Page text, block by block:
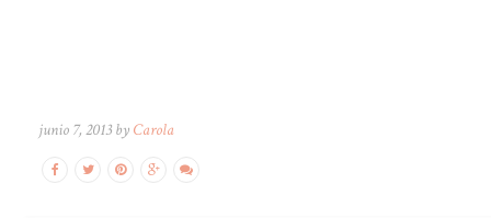
junio 7, 2013 by Carola